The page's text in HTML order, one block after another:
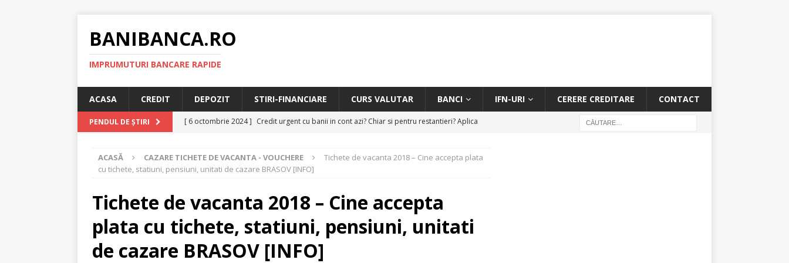
BANIBANCA.RO
IMPRUMUTURI BANCARE RAPIDE
ACASA CREDIT DEPOZIT STIRI-FINANCIARE CURS VALUTAR BANCI IFN-URI CERERE CREDITARE CONTACT
PENDUL DE ȘTIRI [ 6 octombrie 2024 ] Credit urgent cu banii in cont azi? Chiar si pentru restantieri? Aplica
[ 8 septembrie 2024 ] Facem rata creditului mai mica sau iti dam bani in plus? Profita de
[ 11 august 2024 ] Creditarea restantierilor si imbunatatirea scorului financiar
RAPID
Credit online pentru restantieri. Aplica online sau telefonic.
RAPID
ACASĂ CAZARE TICHETE DE VACANTA - VOUCHERE
Tichete de vacanta 2018 – Cine accepta plata
cu tichete, statiuni, pensiuni, unitati de cazare BRASOV [INFO]
Tichete de vacanta 2018 – Cine accepta
plata cu tichete, statiuni, pensiuni, unitati
de cazare BRASOV [INFO]